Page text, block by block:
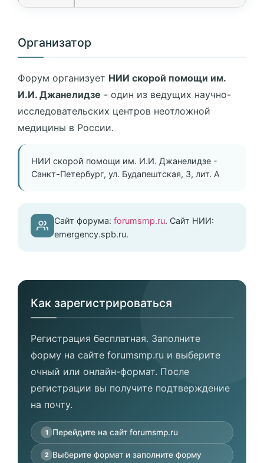
Организатор
Форум организует НИИ скорой помощи им.
И.И. Джанелидзе - один из ведущих научно-
исследовательских центров неотложной
медицины в России.
НИИ скорой помощи им. И.И. Джанелидзе -
Санкт-Петербург, ул. Будапештская, 3, лит. А
Сайт форума: forumsmp.ru. Сайт НИИ:
emergency.spb.ru.
Как зарегистрироваться
Регистрация бесплатная. Заполните
форму на сайте forumsmp.ru и выберите
очный или онлайн-формат. После
регистрации вы получите подтверждение
на почту.
1 Перейдите на сайт forumsmp.ru
2 Выберите формат и заполните форму